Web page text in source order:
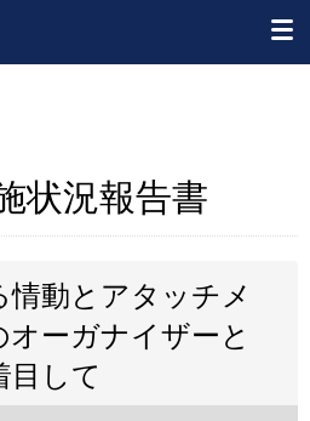
状況報告書
動とアタッチメ
オーガナイザーと
目して